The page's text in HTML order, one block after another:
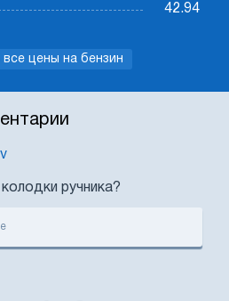
42.94
цены на бензин
ручника?